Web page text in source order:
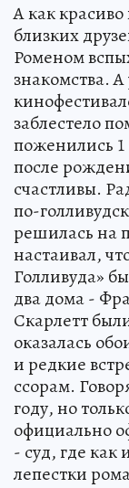
А как
близких
Роменом
знакомства.
заблестело
поженились 1
после
счастливы.
по-
решилась на
настаивал,
Голливуда»
два дома -
Скарлетт
оказалась
и редкие
ссорам.
году, но
официально
- суд, где как
лепестки